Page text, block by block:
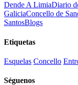
Dende A LimiaDiario
GaliciaConcello de
SantosBlogs
Etiquetas
Esquelas Concello
Séguenos